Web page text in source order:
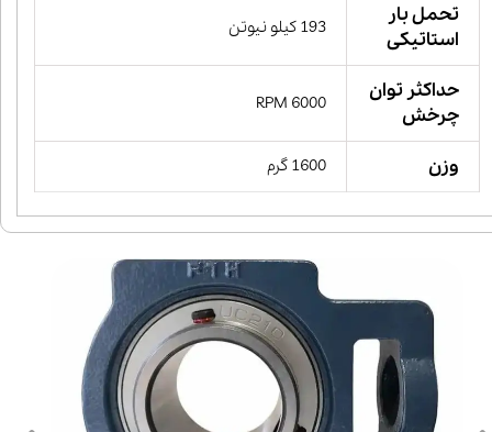
تحمل بار
استاتیکی
193 کیلو نیوتن
حداکثر توان
چرخش
6000 RPM
وزن 1600 گرم